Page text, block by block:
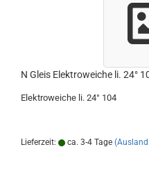
N Gleis Elektroweiche li. 24°
Elektroweiche li. 24° 104
Lieferzeit: ca. 3-4 Tage